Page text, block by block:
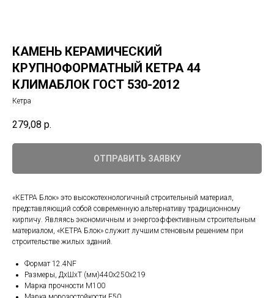
КАМЕНЬ КЕРАМИЧЕСКИЙ
КРУПНОФОРМАТНЫЙ КЕТРА 44
КЛИМАБЛОК ГОСТ 530-2012
Кетра
279,08 р.
ОТПРАВИТЬ ЗАЯВКУ
«КЕТРА Блок» это высокотехнологичный строительный материал,
представляющий собой современную альтернативу традиционному
кирпичу. Являясь экономичным и энергоэффективным строительным
материалом, «КЕТРА Блок» служит лучшим стеновым решением при
строительстве жилых зданий.
Формат 12.4NF
Размеры, ДхШхТ (мм)440х250х219
Марка прочности М100